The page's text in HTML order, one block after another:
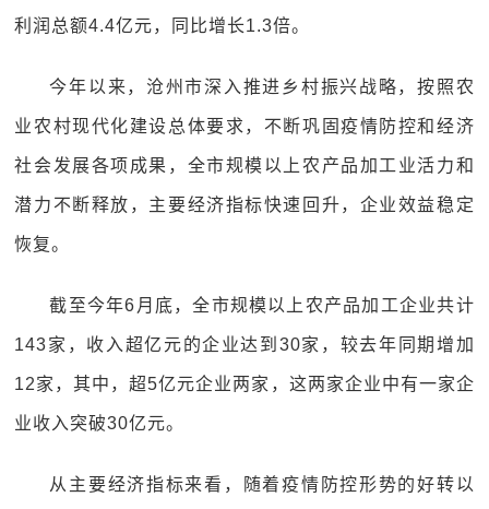
利润总额4.4亿元，同比增长1.3倍。
今年以来，沧州市深入推进乡村振兴战略，按照农
业农村现代化建设总体要求，不断巩固疫情防控和经济
社会发展各项成果，全市规模以上农产品加工业活力和
潜力不断释放，主要经济指标快速回升，企业效益稳定
恢复。
截至今年6月底，全市规模以上农产品加工企业共计
143家，收入超亿元的企业达到30家，较去年同期增加
12家，其中，超5亿元企业两家，这两家企业中有一家企
业收入突破30亿元。
从主要经济指标来看，随着疫情防控形势的好转以